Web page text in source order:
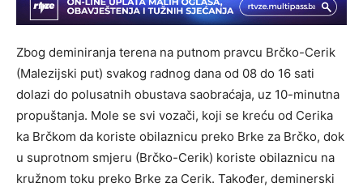
Zbog deminiranja terena na putnom pravcu Brčko-Cerik
(Malezijski put) svakog radnog dana od 08 do 16 sati
dolazi do polusatnih obustava saobraćaja, uz 10-minutna
propuštanja. Mole se svi vozači, koji se kreću od Cerika
ka Brčkom da koriste obilaznicu preko Brke za Brčko, dok
u suprotnom smjeru (Brčko-Cerik) koriste obilaznicu na
kružnom toku preko Brke za Cerik. Također, deminerski